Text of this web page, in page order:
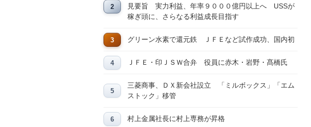
見要旨 実力利益、年率９０００億円以上へ USSが
稼ぎ頭に、さらなる利益成長目指す
グリーン水素で還元鉄 ＪＦＥなど試作成功、国内初
ＪＦＥ・印ＪＳＷ合弁 役員に赤木・岩野・髙橋氏
三菱商事、ＤＸ新会社設立 「ミルボックス」「エム
ストック」移管
村上金属社長に村上専務が昇格